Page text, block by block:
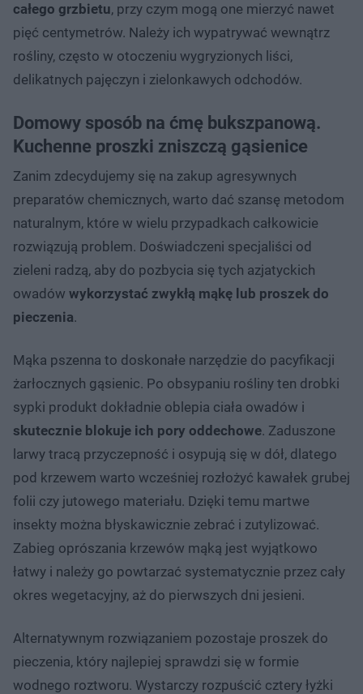
całego grzbietu, przy czym mogą one mierzyć nawet
pięć centymetrów. Należy ich wypatrywać wewnątrz
rośliny, często w otoczeniu wygryzionych liści,
delikatnych pajęczyn i zielonkawych odchodów.
Domowy sposób na ćmę bukszpanową.
Kuchenne proszki zniszczą gąsienice
Zanim zdecydujemy się na zakup agresywnych
preparatów chemicznych, warto dać szansę metodom
naturalnym, które w wielu przypadkach całkowicie
rozwiązują problem. Doświadczeni specjaliści od
zieleni radzą, aby do pozbycia się tych azjatyckich
owadów wykorzystać zwykłą mąkę lub proszek do
pieczenia.
Mąka pszenna to doskonałe narzędzie do pacyfikacji
żarłocznych gąsienic. Po obsypaniu rośliny ten drobki
sypki produkt dokładnie oblepia ciała owadów i
skutecznie blokuje ich pory oddechowe. Zaduszone
larwy tracą przyczepność i osypują się w dół, dlatego
pod krzewem warto wcześniej rozłożyć kawałek grubej
folii czy jutowego materiału. Dzięki temu martwe
insekty można błyskawicznie zebrać i zutylizować.
Zabieg oprószania krzewów mąką jest wyjątkowo
łatwy i należy go powtarzać systematycznie przez cały
okres wegetacyjny, aż do pierwszych dni jesieni.
Alternatywnym rozwiązaniem pozostaje proszek do
pieczenia, który najlepiej sprawdzi się w formie
wodnego roztworu. Wystarczy rozpuścić cztery łyżki